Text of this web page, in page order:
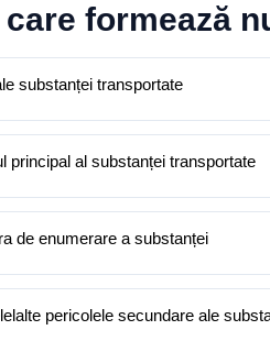
formează
substanței transportate
principal al substanței transportate
de enumerare a substanței
pericolele secundare ale